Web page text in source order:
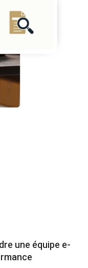
une équipe e-